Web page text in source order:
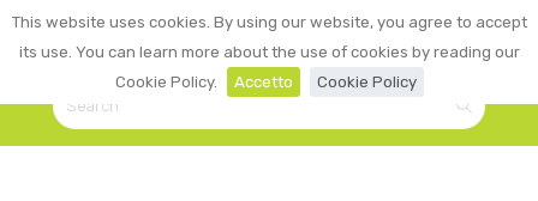
This website uses cookies. By using our website, you agree to accept
its use. You can learn more about the use of cookies by reading our
Cookie Policy.
Accetto Cookie Policy
☰ LOGIN
0